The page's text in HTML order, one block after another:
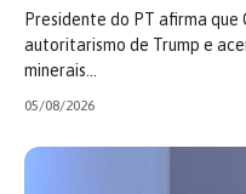
Presidente do PT afirma que
autoritarismo de Trump e
minerais…
05/08/2026